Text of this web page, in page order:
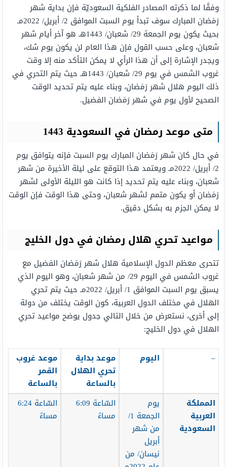
وفقًا لما ذكرته المصادر الفلكية السعوديّة فإن بداية شهر
رَمَضان المبارك سوف تبدأ يوم السبت الموافق 2/ أبريل/ 2022مـ
بحيث يكون يوم الجمعة 29/ شعبان/ 1443هـ هو آخر أيام شهر
شعبان، وعلى حسب القول فإن هذا العام لن يكون يوم شك،
ويجدر الإشارة إلى أن هذا الرأي لا يمكن التأكد منه إلا وقت
غروب الشمس في يوم 29/ شعبان/ 1443هـ حيث يتم التحري في
ذلك اليوم هلال شهر رَمَضان، وبناء عليه يتم تحديد الوقت
الصحيح لأول يوم في شهر رَمَضان الفضيل.
متى موعد رمضان في السعودية 1443
في حال كان شهر رَمَضان المبارك يوم السبت فإنه يتوافق يوم
2/ أبريل/ 2022مـ ويعتمد هذا التوقع على ليلة الأخيرة من شهر
شعبان، وبناء عليه يتم تحديد إذا كانت هو الليلة الأولى لشهر
رَمَضان أو يكون متمم لشهر شعبان، وحتى هذا الوقت فإن الوقت
لا يمكن الجزم به بشكل دقيق.
مواعيد تحري هلال رمضان في دول الخليج
تتحرى معظم الدول الإسلامية هلال شهر رَمَضان الفضيل مع
غروب الشمس في اليوم 29/ من شهر شعبان، وهو اليوم الذي
يسبق يوم السبت الموافق 1/ أبريل/ 2022مـ حيث يتم تحري
الهلال في مختلف الدول العربية، كون الوقت يختلف من دولة
إلى أخرى، نستعرض من خلال التالي جدول يوضح مواعيد تحري
الهلال في دول الخليج:
– اليوم
موعد بداية
تحري الهلال
بالساعة
موعد غروب
القمر
بالساعة
المملكة
العربية
السعودية
يوم
الجمعة 1/
من شهر
أبريل
نيسان/ من
السّاعة 6:09
مساءً
السّاعة 6:24
مساءً